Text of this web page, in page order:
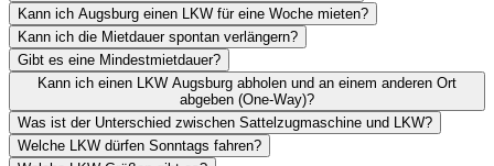
Kann ich Augsburg einen LKW für eine Woche mieten?
Kann ich die Mietdauer spontan verlängern?
Gibt es eine Mindestmietdauer?
Kann ich einen LKW Augsburg abholen und an einem anderen Ort
abgeben (One-Way)?
Was ist der Unterschied zwischen Sattelzugmaschine und LKW?
Welche LKW dürfen Sonntags fahren?